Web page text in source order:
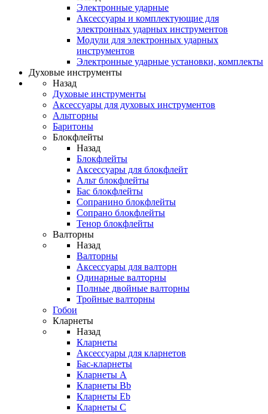
Электронные ударные
Аксессуары и комплектующие для
электронных ударных инструментов
Модули для электронных ударных
инструментов
Электронные ударные установки, комплекты
Духовые инструменты
Назад
Духовые инструменты
Аксессуары для духовых инструментов
Альтгорны
Баритоны
Блокфлейты
Назад
Блокфлейты
Аксессуары для блокфлейт
Альт блокфлейты
Бас блокфлейты
Сопранино блокфлейты
Сопрано блокфлейты
Тенор блокфлейты
Валторны
Назад
Валторны
Аксессуары для валторн
Одинарные валторны
Полные двойные валторны
Тройные валторны
Гобои
Кларнеты
Назад
Кларнеты
Аксессуары для кларнетов
Бас-кларнеты
Кларнеты A
Кларнеты Bb
Кларнеты Eb
Кларнеты С